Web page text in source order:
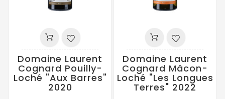
Domaine Laurent
Cognard Pouilly-
Loché "Aux Barres"
2020
Domaine Laurent
Cognard Mâcon-
Loché "Les Longues
Terres" 2022